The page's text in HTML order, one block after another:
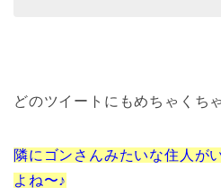
どのツイートにもめちゃくち
隣にゴンさんみたいな住人が
よね〜♪